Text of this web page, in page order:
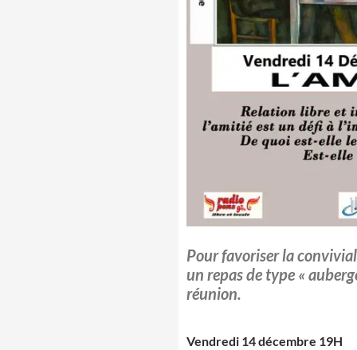
Pour favoriser la
un repas de type «
réunion.
Vendredi 14 décembre 19H